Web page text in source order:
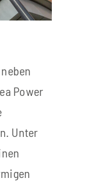
Power
Unter